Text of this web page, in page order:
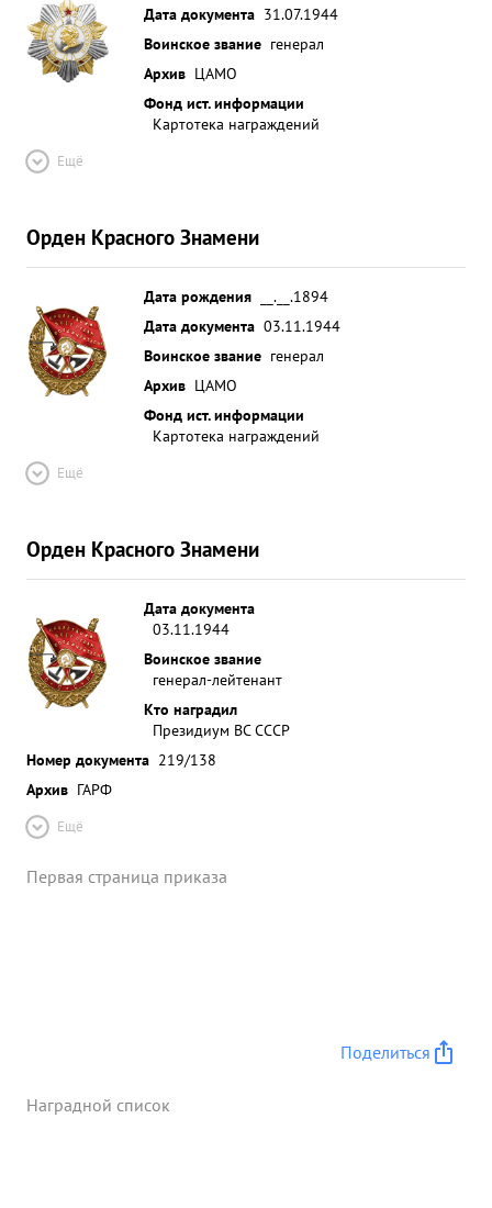
Дата документа 31.07.1944
Воинское звание генерал
Архив ЦАМО
Фонд ист. информации
Картотека награждений
Ещё
Орден Красного Знамени
Дата рождения
__.__.1894
Дата документа 03.11.1944
Воинское звание генерал
Архив ЦАМО
Фонд ист. информации
Картотека награждений
Ещё
Орден Красного Знамени
Дата документа
03.11.1944
Воинское звание
генерал-лейтенант
Кто наградил
Президиум ВС СССР
Номер документа 219/138
Архив ГАРФ
Ещё
Первая страница приказа
Поделиться
Наградной список